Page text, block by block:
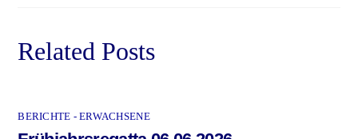
Related Posts
BERICHTE - ERWACHSENE